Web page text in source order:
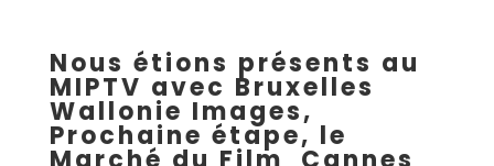
Nous étions présents au
MIPTV avec Bruxelles
Wallonie Images,
Prochaine étape, le